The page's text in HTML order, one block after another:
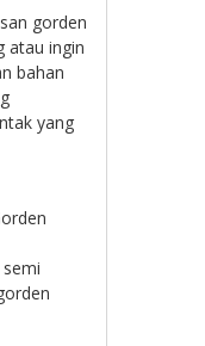
gorden
atau ingin
bahan
yang